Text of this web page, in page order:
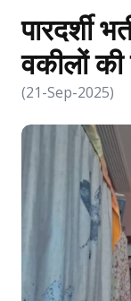
पारदर्शी
वकीलों की
(21-Sep-2025)